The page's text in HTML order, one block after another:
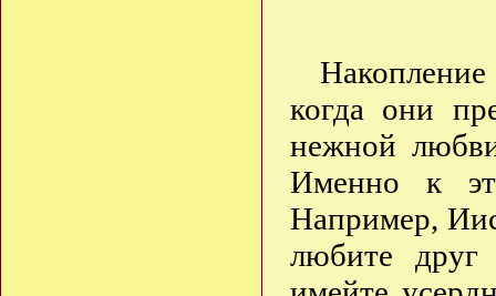
Накопление
когда они
нежной
Именно к
Например,
любите